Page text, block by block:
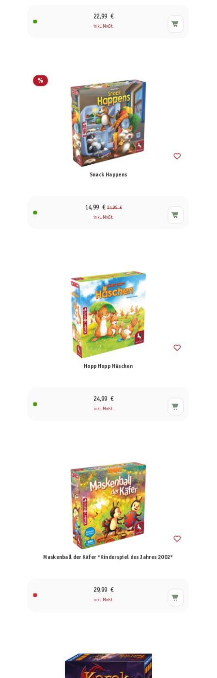
22,99 €
inkl. MwSt.
%
Snack Happens
14,99 € 24,99 €
inkl. MwSt.
Hopp Hopp Häschen
24,99 €
inkl. MwSt.
Maskenball der Käfer *Kinderspiel des Jahres 2002*
29,99 €
inkl. MwSt.